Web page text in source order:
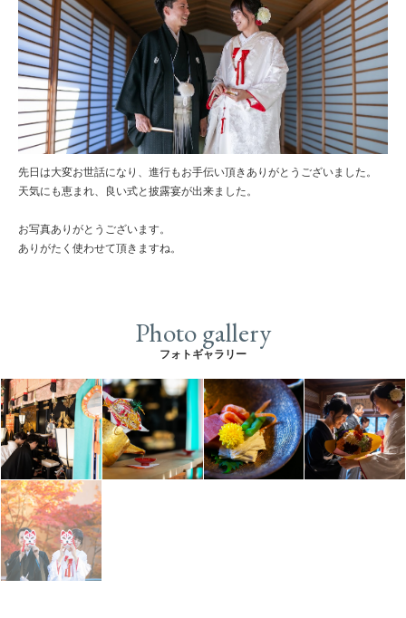
先日は大変お世話になり、進行もお手伝い頂きありがとうございました。
天気にも恵まれ、良い式と披露宴が出来ました。
お写真ありがとうございます。
ありがたく使わせて頂きますね。
Photo gallery
フォトギャラリー